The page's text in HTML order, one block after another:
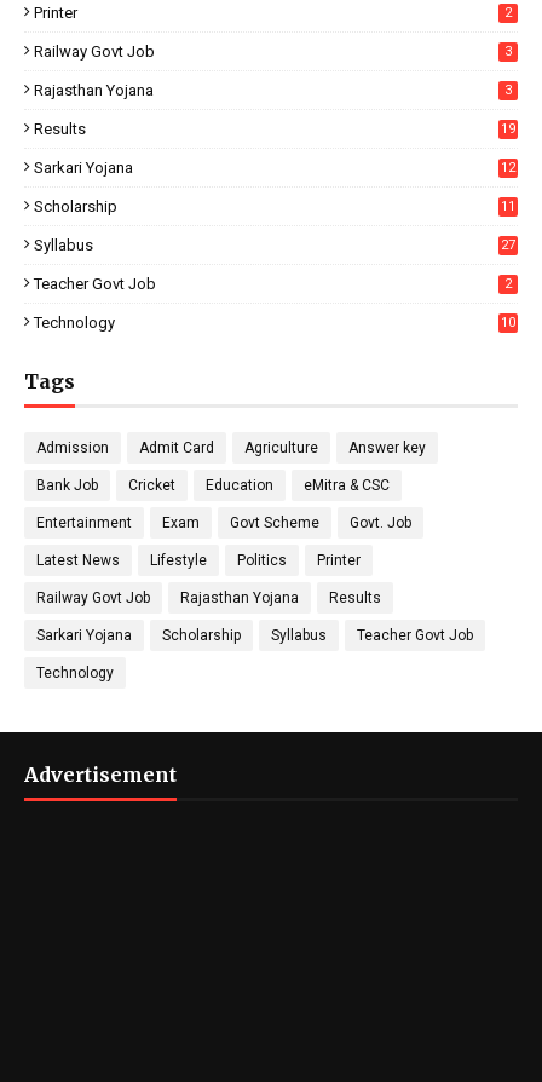
Printer 2
Railway Govt Job 3
Rajasthan Yojana 3
Results 19
Sarkari Yojana 12
Scholarship 11
Syllabus 27
Teacher Govt Job 2
Technology 10
Tags
Admission Admit Card Agriculture Answer key
Bank Job Cricket Education eMitra & CSC
Entertainment Exam Govt Scheme Govt. Job
Latest News Lifestyle Politics Printer
Railway Govt Job Rajasthan Yojana Results
Sarkari Yojana Scholarship Syllabus Teacher Govt Job
Technology
Advertisement